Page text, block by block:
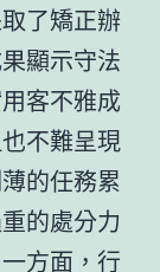
了矯正辦
顯示守法
客不雅成
不難呈現
的任務累
的處分力
方面，行